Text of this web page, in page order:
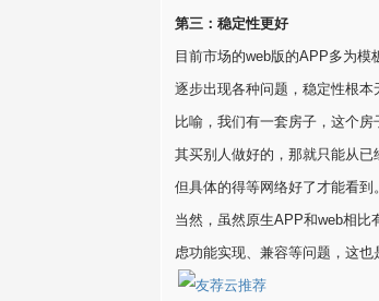
第三：稳定性更好
目前市场的web版的APP多为
逐步出现各种问题，稳定性根
比喻，我们有一套房子，这个
其买别人做好的，那就只能从
但具体的得等网络好了才能看到。
当然，虽然原生APP和web相比
虑功能实现、兼容等问题，这也